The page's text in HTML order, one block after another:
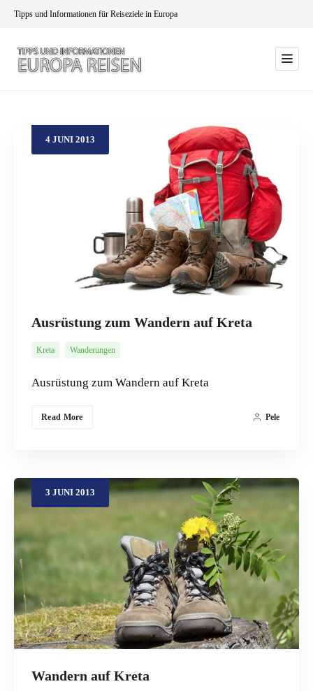
Tipps und Informationen für Reiseziele in Europa
4 JUNI 2013
Ausrüstung zum Wandern auf Kreta
Kreta Wanderungen
Ausrüstung zum Wandern auf Kreta
Read More Pele
3 JUNI 2013
Wandern auf Kreta